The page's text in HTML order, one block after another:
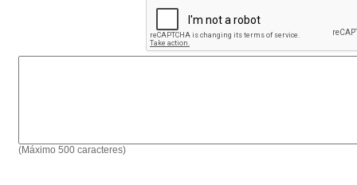
(Máximo 500 caracteres)